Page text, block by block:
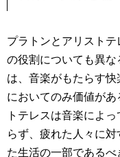
プラトンとアリスト
の役割についても異
は、音楽がもたらす
においてのみ価値が
トテレスは音楽によ
らず、疲れた人々に
た生活の一部である